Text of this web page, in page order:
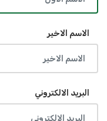
الاسم الاخير
البريد الالكتروني